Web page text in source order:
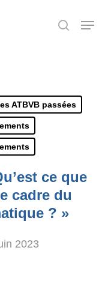
search
Menu
ATBVB passées
ce que
cadre du
? »
2023